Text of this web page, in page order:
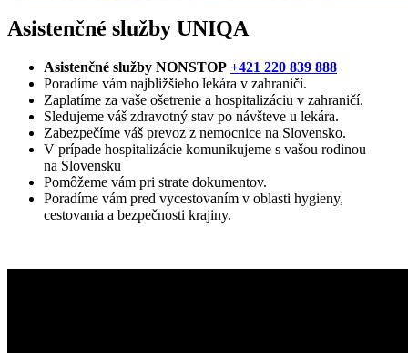
Asistenčné služby UNIQA
Asistenčné služby NONSTOP +421 220 839 888
Poradíme vám najbližšieho lekára v zahraničí.
Zaplatíme za vaše ošetrenie a hospitalizáciu v zahraničí.
Sledujeme váš zdravotný stav po návšteve u lekára.
Zabezpečíme váš prevoz z nemocnice na Slovensko.
V prípade hospitalizácie komunikujeme s vašou rodinou
na Slovensku
Pomôžeme vám pri strate dokumentov.
Poradíme vám pred vycestovaním v oblasti hygieny,
cestovania a bezpečnosti krajiny.